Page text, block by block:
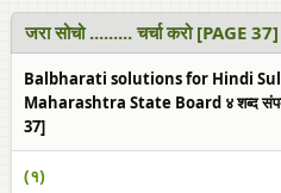
जरा सोचो ......... चर्चा करो [PAGE 37]
Balbharati solutions for Hindi
Maharashtra State Board ४ शब्द
37]
(१)